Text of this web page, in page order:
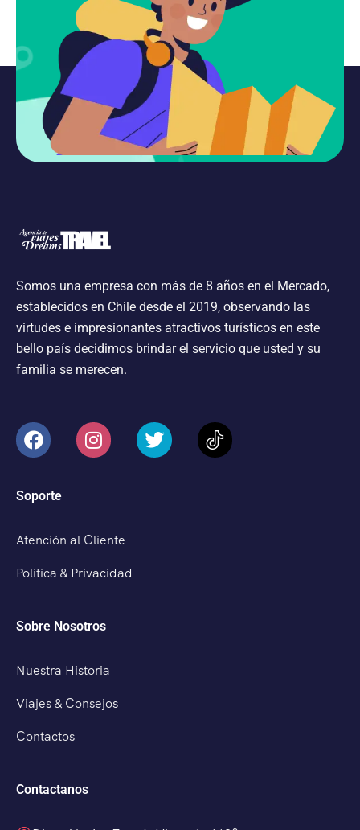
Somos una empresa con más de 8 años en el Mercado,
establecidos en Chile desde el 2019, observando las
virtudes e impresionantes atractivos turísticos en este
bello país decidimos brindar el servicio que usted y su
familia se merecen.
Soporte
Atención al Cliente
Politica & Privacidad
Sobre Nosotros
Nuestra Historia
Viajes & Consejos
Contactos
Contactanos